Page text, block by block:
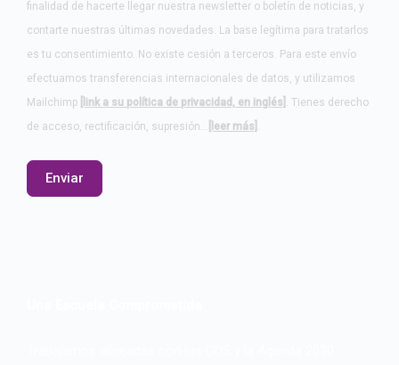
finalidad de hacerte llegar nuestra newsletter o boletín de noticias, y
contarte nuestras últimas novedades. La base legítima para tratarlos
es tu consentimiento. No existe cesión a terceros. Para este envío
efectuamos transferencias internacionales de datos, y utilizamos
Mailchimp
[link a su política de privacidad, en inglés] . Tienes derecho
de acceso, rectificación, supresión… [leer más] .